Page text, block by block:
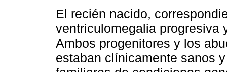
El recién nacido,
ventriculomegalia progresiva
Ambos progenitores y los
estaban clínicamente sanos